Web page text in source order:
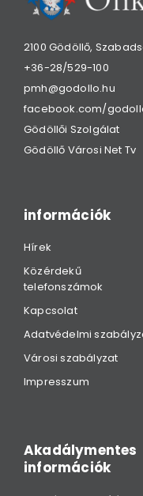
2100 Gödöllő,
+36-28/529-100
pmh@godollo.hu
facebook.com/
Gödöllői Szolgálat
Gödöllő Városi Net Tv
információk
Hírek
Közérdekű
telefonszámok
Kapcsolat
Adatvédelmi
Városi szabályzat
Impresszum
Akadálymentes
információk